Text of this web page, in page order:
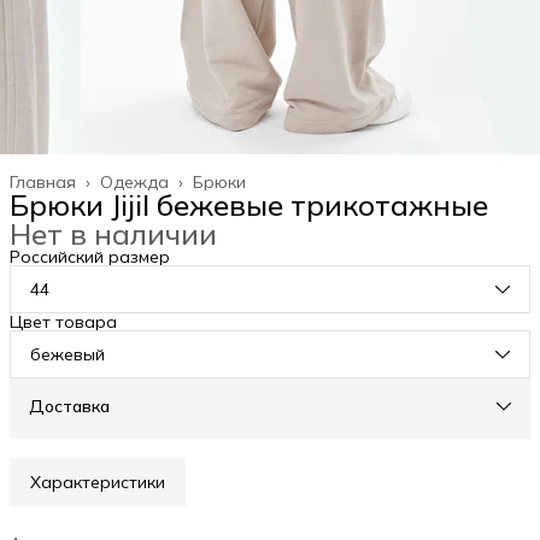
Брюки
Одежда ›
Главная ›
Брюки Jijil бежевые трикотажные
Нет в наличии
Российский размер
44
Цвет товара
бежевый
Доставка
Характеристики